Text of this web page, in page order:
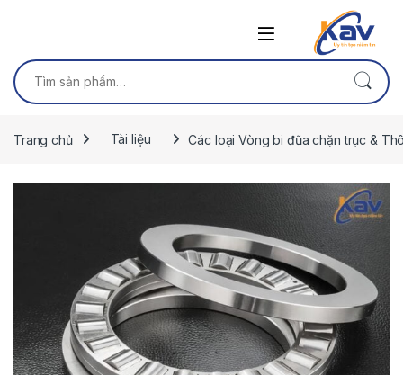
Tìm kiếm:
Trang chủ Tài liệu Các loại Vòng bi đũa chặn trục &